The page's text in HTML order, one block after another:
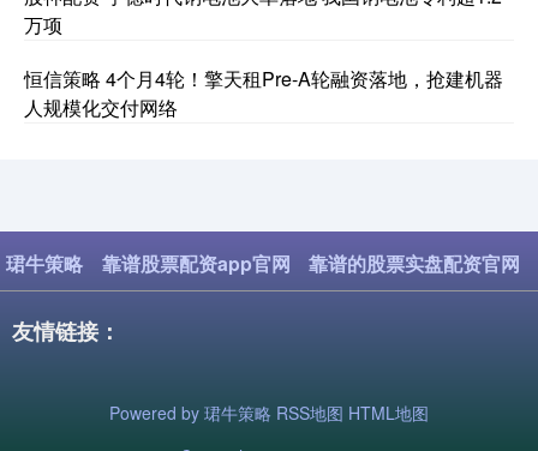
万项
恒信策略 4个月4轮！擎天租Pre-A轮融资落地，抢建机器
人规模化交付网络
珺牛策略 靠谱股票配资app官网 靠谱的股票实盘配资官网
友情链接：
Powered by 珺牛策略 RSS地图 HTML地图